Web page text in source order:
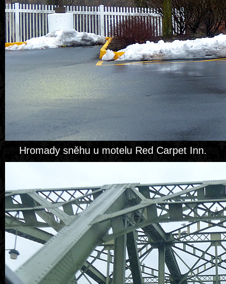
Hromady sněhu u motelu Red Carpet Inn.